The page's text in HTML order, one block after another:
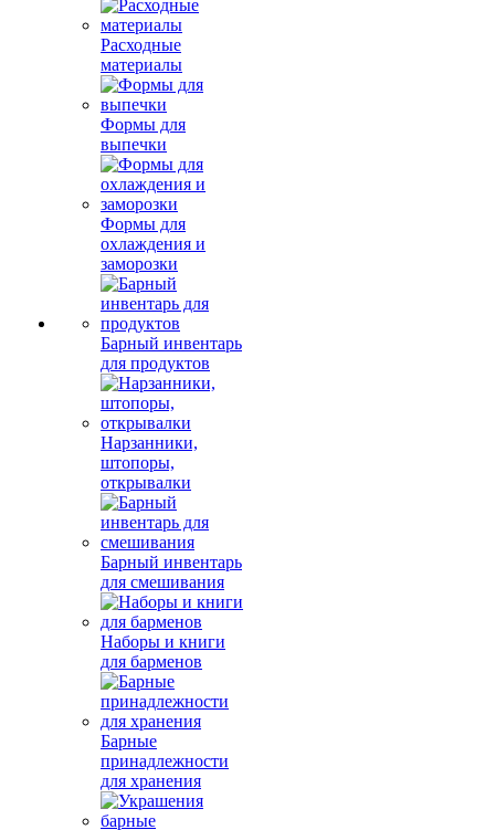
Расходные
материалы
Формы для
выпечки
Формы для
охлаждения и
заморозки
Барный инвентарь
для продуктов
Нарзанники,
штопоры,
открывалки
Барный инвентарь
для смешивания
Наборы и книги
для барменов
Барные
принадлежности
для хранения